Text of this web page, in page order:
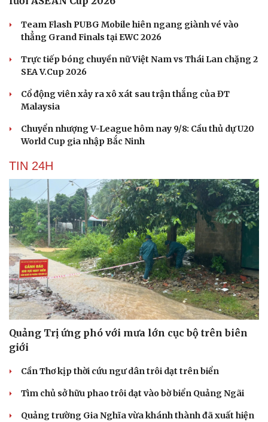
Du lịch
Tư vấn
Săn Tour
check-in
Podcast
Câu chuyện thời sự
Đọc truyện đêm khuya
Cửa sổ tình yêu
Kể chuyện cho bé
Team Flash PUBG Mobile hiên ngang giành vé vào
thẳng Grand Finals tại EWC 2026
Trực tiếp bóng chuyền nữ Việt Nam vs Thái Lan chặng 2
SEA V.Cup 2026
Cổ động viên xảy ra xô xát sau trận thắng của ĐT
Malaysia
Chuyển nhượng V-League hôm nay 9/8: Cầu thủ dự U20
World Cup gia nhập Bắc Ninh
TIN 24H
Quảng Trị ứng phó với mưa lớn cục bộ trên biên
giới
Cần Thơ kịp thời cứu ngư dân trôi dạt trên biển
Tìm chủ sở hữu phao trôi dạt vào bờ biển Quảng Ngãi
Quảng trường Gia Nghĩa vừa khánh thành đã xuất hiện